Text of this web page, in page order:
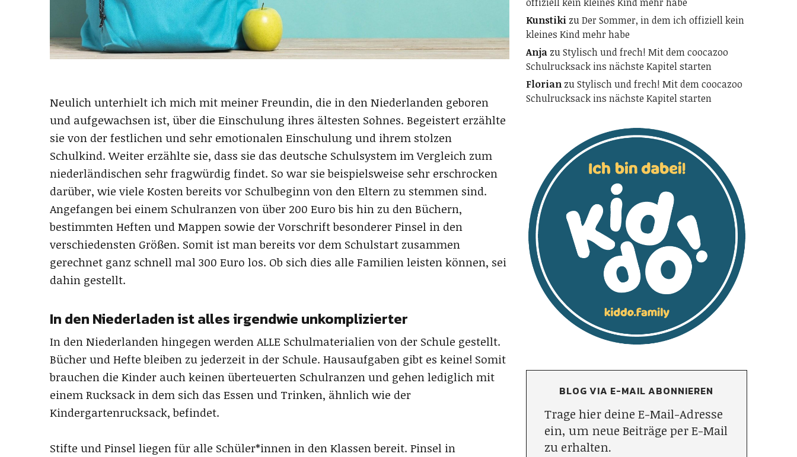
Neulich unterhielt ich mich mit meiner Freundin, die in den Niederlanden geboren
und aufgewachsen ist, über die Einschulung ihres ältesten Sohnes. Begeistert erzählte
sie von der festlichen und sehr emotionalen Einschulung und ihrem stolzen
Schulkind. Weiter erzählte sie, dass sie das deutsche Schulsystem im Vergleich zum
niederländischen sehr fragwürdig findet. So war sie beispielsweise sehr erschrocken
darüber, wie viele Kosten bereits vor Schulbeginn von den Eltern zu stemmen sind.
Angefangen bei einem Schulranzen von über 200 Euro bis hin zu den Büchern,
bestimmten Heften und Mappen sowie der Vorschrift besonderer Pinsel in den
verschiedensten Größen. Somit ist man bereits vor dem Schulstart zusammen
gerechnet ganz schnell mal 300 Euro los. Ob sich dies alle Familien leisten können, sei
dahin gestellt.
In den Niederladen ist alles irgendwie unkomplizierter
In den Niederlanden hingegen werden ALLE Schulmaterialien von der Schule gestellt.
Bücher und Hefte bleiben zu jederzeit in der Schule. Hausaufgaben gibt es keine! Somit
brauchen die Kinder auch keinen überteuerten Schulranzen und gehen lediglich mit
einem Rucksack in dem sich das Essen und Trinken, ähnlich wie der
Kindergartenrucksack, befindet.
Stifte und Pinsel liegen für alle Schüler*innen in den Klassen bereit. Pinsel in
KunstikizuDer Sommer, in dem ich offiziell kein
kleines Kind mehr habe
AnjazuStylisch und frech! Mit dem coocazoo
Schulrucksack ins nächste Kapitel starten
FlorianzuStylisch und frech! Mit dem coocazoo
Schulrucksack ins nächste Kapitel starten
BLOG VIA E-MAIL ABONNIEREN
Trage hier deine E-Mail-Adresse
ein, um neue Beiträge per E-Mail
zu erhalten.